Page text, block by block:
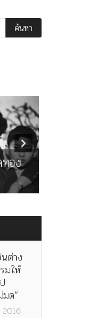
ทอง
ต่าง
มให้
ด”